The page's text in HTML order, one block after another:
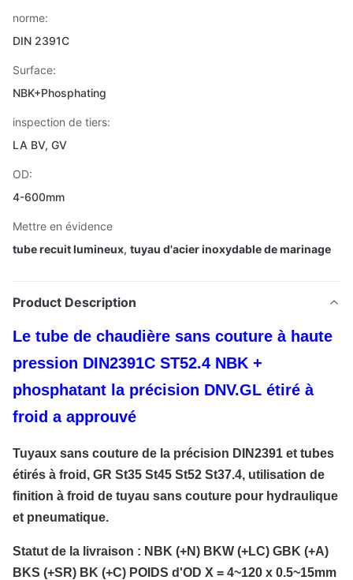
norme:
DIN 2391C
Surface:
NBK+Phosphating
inspection de tiers:
LA BV, GV
OD:
4-600mm
Mettre en évidence
tube recuit lumineux, tuyau d'acier inoxydable de marinage
Product Description
Le tube de chaudière sans couture à haute
pression DIN2391C ST52.4 NBK +
phosphatant la précision DNV.GL étiré à
froid a approuvé
Tuyaux sans couture de la précision DIN2391 et tubes
étirés à froid, GR St35 St45 St52 St37.4, utilisation de
finition à froid de tuyau sans couture pour hydraulique
et pneumatique.
Statut de la livraison : NBK (+N) BKW (+LC) GBK (+A)
BKS (+SR) BK (+C) POIDS d'OD X = 4~120 x 0.5~15mm